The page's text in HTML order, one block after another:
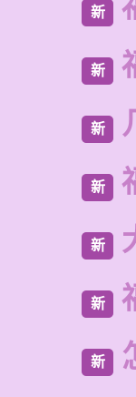
新
新
新
新
新
新
新